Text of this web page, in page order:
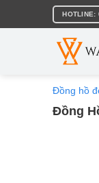
nội
HOTLINE:
Đồng hồ
Đồng